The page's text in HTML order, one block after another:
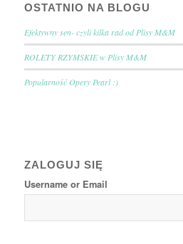
OSTATNIO NA BLOGU
Efektywny sen- czyli kilka rad od Plisy M&M
ROLETY RZYMSKIE w Plisy M&M
Popularność Opery Pearl :)
ZALOGUJ SIĘ
Username or Email